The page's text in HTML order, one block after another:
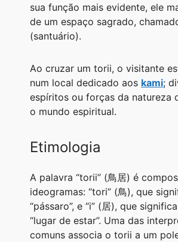
sua função mais evidente, ele
de um espaço sagrado,
(santuário).
Ao cruzar um torii, o visitante
num local dedicado aos kami;
espíritos ou forças da natureza
o mundo espiritual.
Etimologia
A palavra “torii” (鳥居) é
ideogramas: “tori” (鳥), que
“pássaro”, e “i” (居), que
“lugar de estar”. Uma das
comuns associa o torii a um